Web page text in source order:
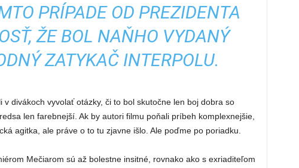
PRÍPADE OD PREZIDENTA
ŽE BOL NAŇHO VYDANÝ
ZATYKAČ INTERPOLU.
v divákoch vyvolať otázky, či to bol skutočne len boj dobra so
len farebnejší. Ak by autori filmu poňali príbeh komplexnejšie,
agitka, ale práve o to tu zjavne išlo. Ale poďme po poriadku.
Mečiarom sú až bolestne insitné, rovnako ako s exriaditeľom